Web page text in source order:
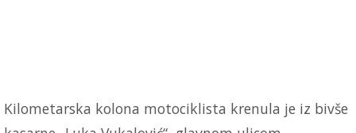
Kilometarska kolona motociklista krenula je iz bivše